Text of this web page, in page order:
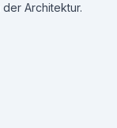
Architektur.